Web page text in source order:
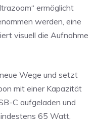
ermöglicht
werden, eine
visuell die Aufnahme
Wege und setzt
mit einer Kapazität
C aufgeladen und
65 Watt,